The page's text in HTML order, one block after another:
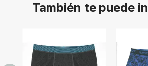
También te puede